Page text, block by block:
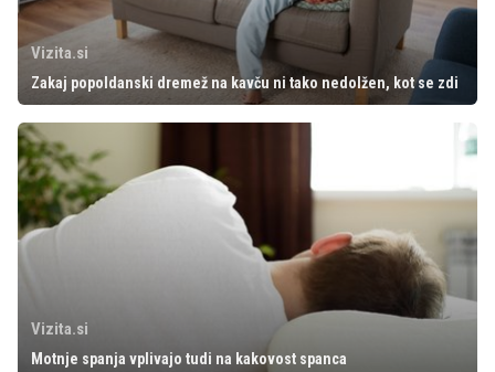
Vizita.si
Zakaj popoldanski dremež na kavču ni tako nedolžen, kot se zdi
Vizita.si
Motnje spanja vplivajo tudi na kakovost spanca